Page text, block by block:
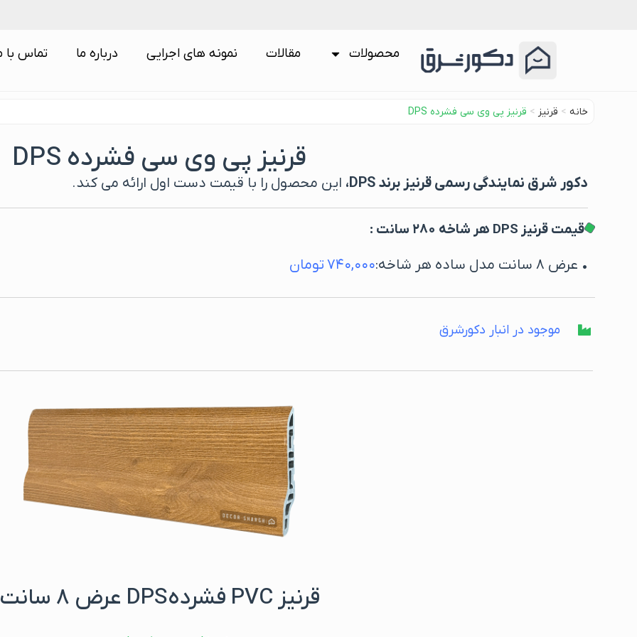
محصولات مقالات نمونه های اجرایی درباره ما تماس با
خانه > قرنیز > قرنیز پی وی سی فشرده DPS
قرنیز پی وی سی فشرده DPS
دکور شرق نمایندگی رسمی قرنیز برندDPS، این محصول را با قیمت دست اول ارائه می کند.
قیمت قرنیز DPS هر شاخه ۲۸۰ سانت :
• عرض ۸ سانت مدل ساده هر شاخه: ۷۴۰,۰۰۰تومان
موجود در انبار دکورشرق
قرنیز PVC فشردهDPS عرض ۸ سانت